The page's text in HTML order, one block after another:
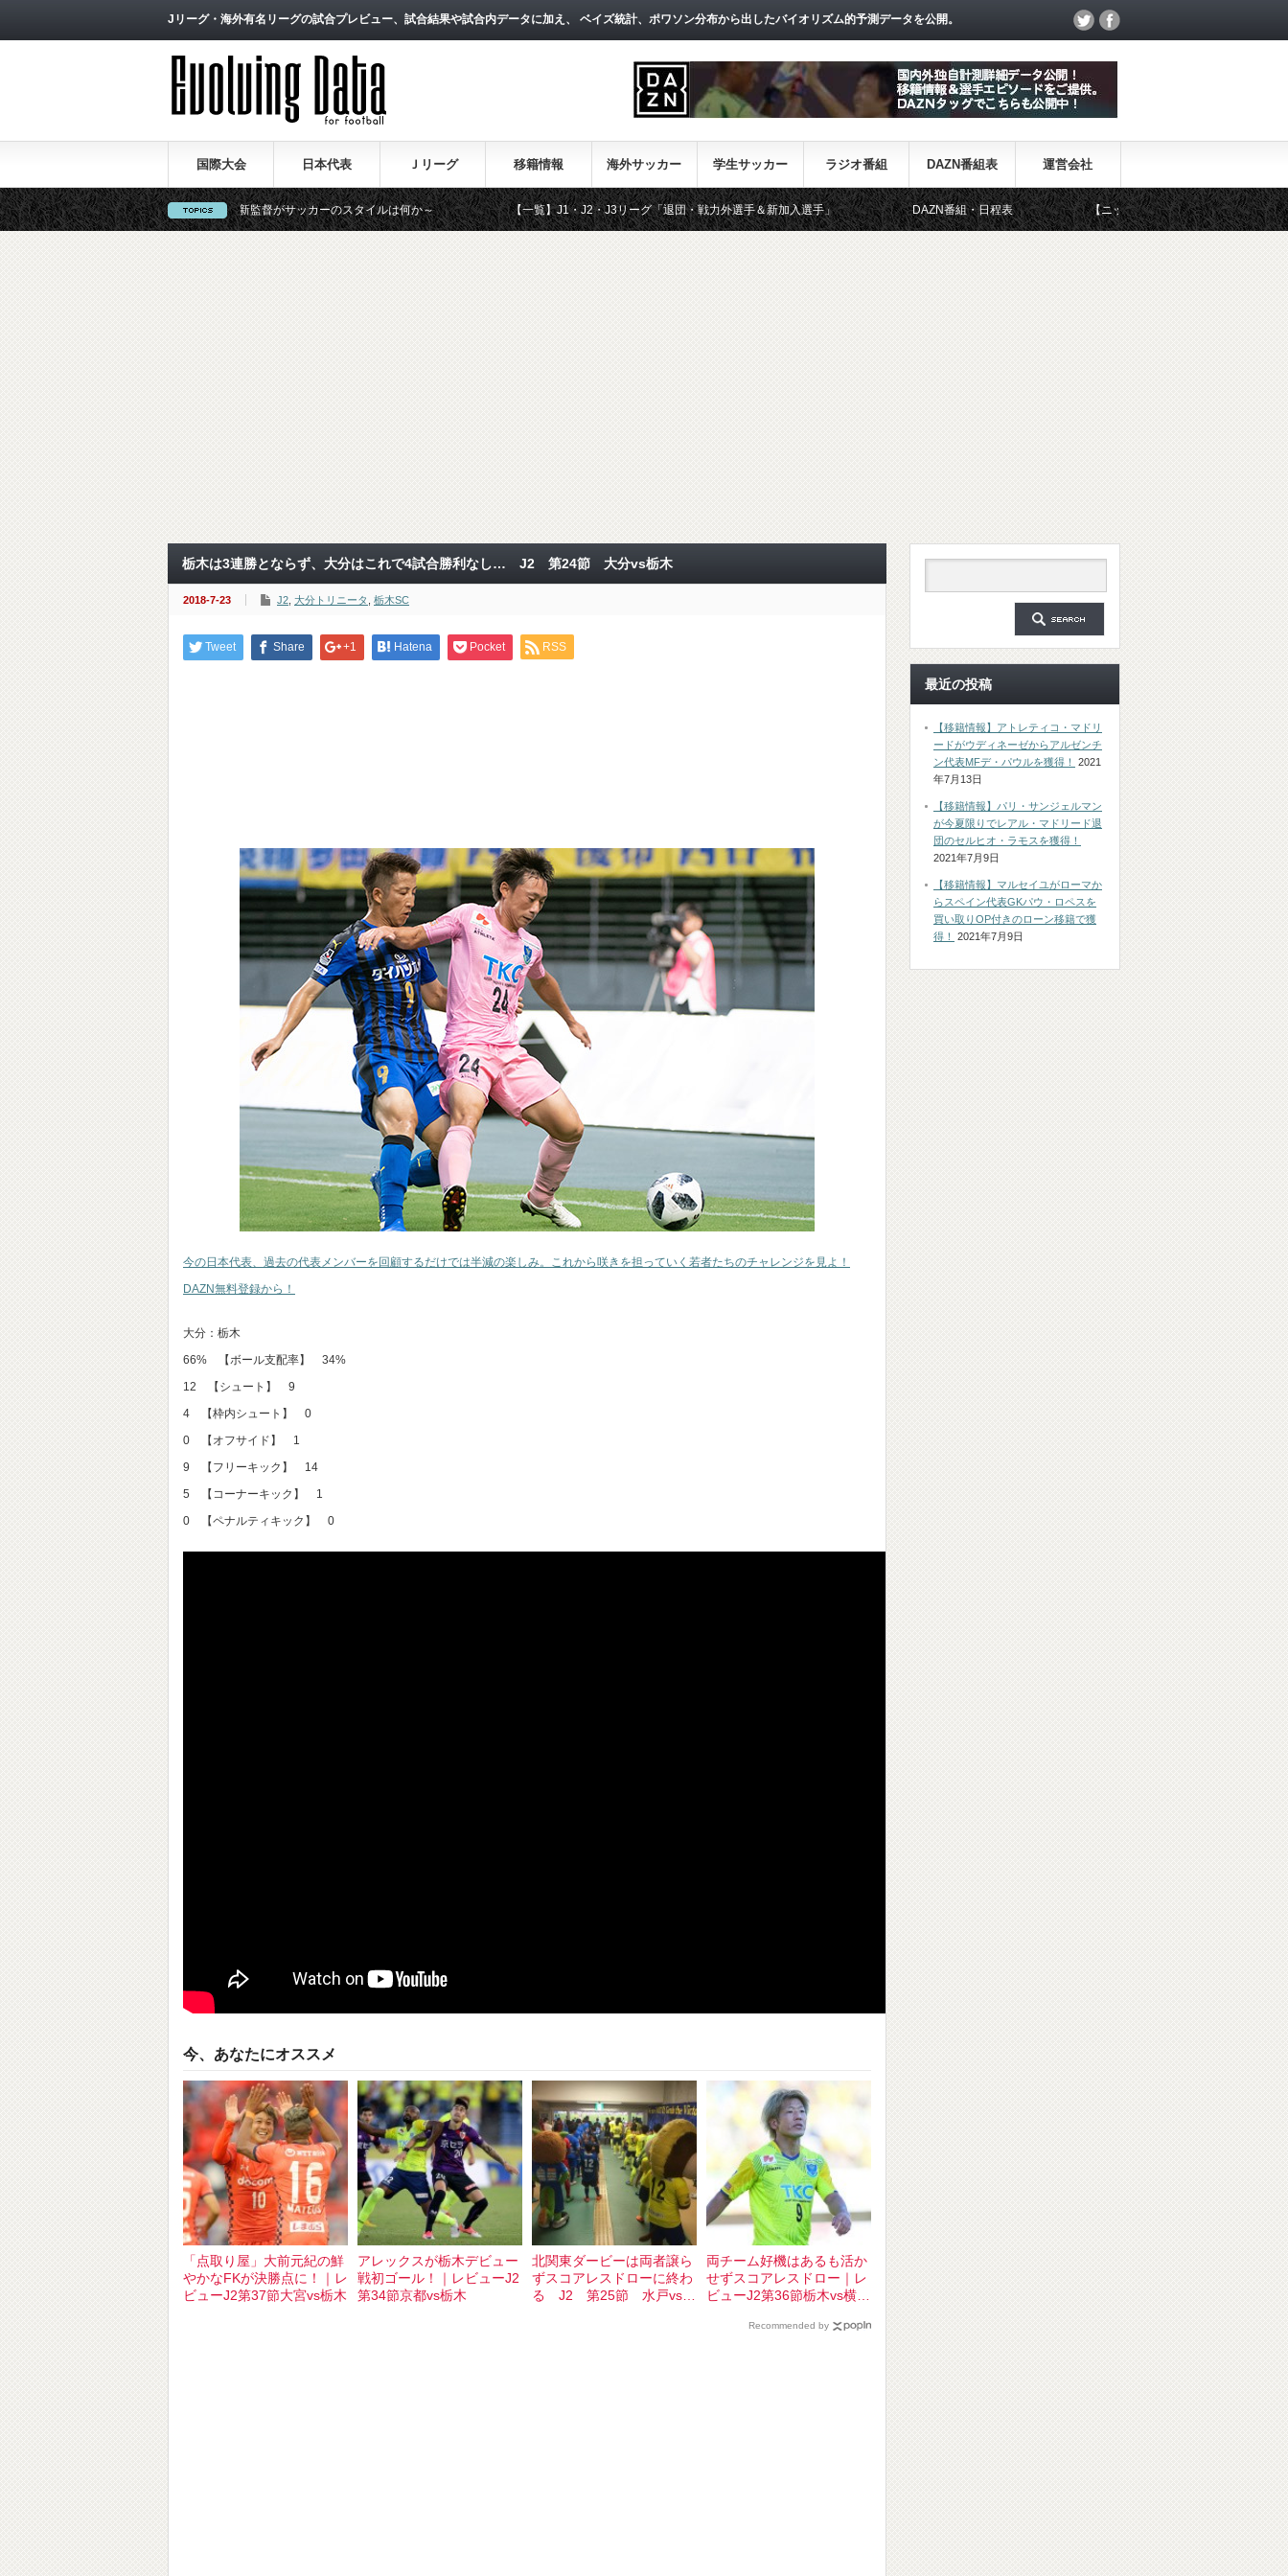
Jリーグ・海外有名リーグの試合プレビュー、試合結果や試合内データに加え、 ベイズ統計、ポワソン分布から出したバイオリズム的予測データを公開。
国際大会 日本代表 Ｊリーグ 移籍情報 海外サッカー 学生サッカー ラジオ番組 DAZN番組表 運営会社
代表の戦術論（１）～西野朗新監督がサッカーのスタイルは何か～ 【一覧】J1・J2・J3リーグ「退団・戦力外選手＆新加入選手」 DAZN番組・日程表 【ニック・ポープ】元8部GK、イングランド代表に
栃木は3連勝とならず、大分はこれで4試合勝利なし… J2 第24節 大分vs栃木
2018-7-23 J2 大分トリニータ 栃木SC
Tweet Share +1 Hatena Pocket RSS
今の日本代表、過去の代表メンバーを回顧するだけでは半減の楽しみ。これから咲きを担っていく若者たちのチャレンジを見よ！
DAZN無料登録から！
大分：栃木
66% 【ボール支配率】 34%
12 【シュート】 9
4 【枠内シュート】 0
0 【オフサイド】 1
9 【フリーキック】 14
5 【コーナーキック】 1
0 【ペナルティキック】 0
今、あなたにオススメ
「点取り屋」大前元紀の鮮
やかなFKが決勝点に！｜レ
ビューJ2第37節大宮vs栃木
アレックスが栃木デビュー
戦初ゴール！｜レビューJ2
第34節京都vs栃木
北関東ダービーは両者譲ら
ずスコアレスドローに終わ
る J2 第25節 水戸vs栃
両チーム好機はあるも活か
せずスコアレスドロー｜レ
ビューJ2第36節栃木vs横浜
Recommended by
最近の投稿
【移籍情報】アトレティコ・マドリ
ードがウディネーゼからアルゼンチ
ン代表MFデ・パウルを獲得！
2021
年7月13日
【移籍情報】パリ・サンジェルマン
が今夏限りでレアル・マドリード退
団のセルヒオ・ラモスを獲得！
2021年7月9日
【移籍情報】マルセイユがローマか
らスペイン代表GKパウ・ロペスを
買い取りOP付きのローン移籍で獲
得！
2021年7月9日